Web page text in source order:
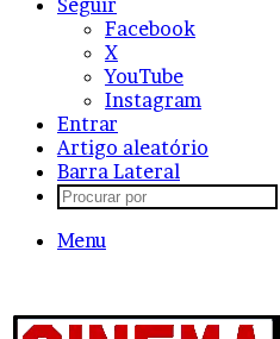
Seguir
Facebook
X
YouTube
Instagram
Entrar
Artigo aleatório
Barra Lateral
Menu